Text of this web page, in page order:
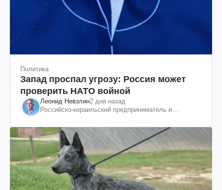
Политика
Запад проспал угрозу: Россия может
проверить НАТО войной
Леонид Невзлин2 дня назад
Российско-израильский предприниматель и
"ЮКОСа"